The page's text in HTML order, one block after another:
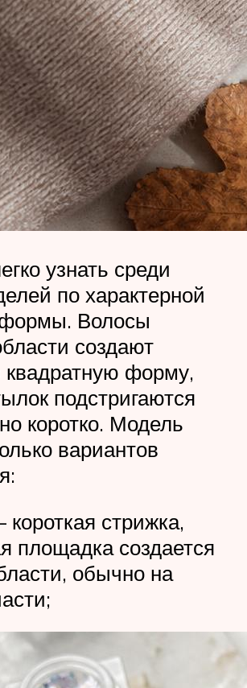
узнать среди
по характерной
Волосы
создают
форму,
подстригаются
коротко. Модель
вариантов
стрижка,
площадка создается
обычно на